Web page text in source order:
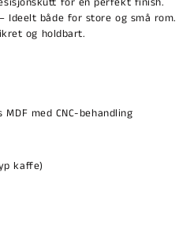
– Ideelt både for store og små rom.
og holdbart.
med CNC-behandling
kaffe)